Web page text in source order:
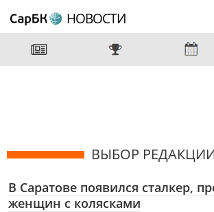
НОВОСТИ
ВЫБОР
В Саратове появился сталкер,
женщин с колясками